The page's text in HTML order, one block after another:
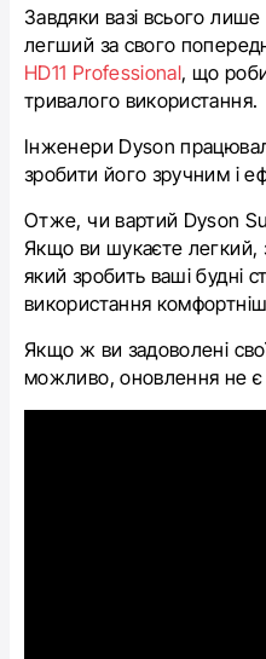
Завдяки вазі всього лише
легший за свого
HD11 Professional, що
тривалого використання.
Інженери Dyson
зробити його зручним і
Отже, чи вартий Dyson
Якщо ви шукаєте легкий,
який зробить ваші будні
використання
Якщо ж ви задоволені
можливо, оновлення не є